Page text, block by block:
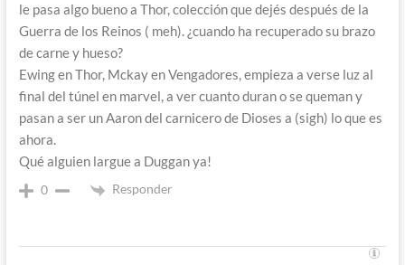
le pasa algo bueno a Thor, colección que dejés después de la
Guerra de los Reinos ( meh). ¿cuando ha recuperado su brazo
de carne y hueso?
Ewing en Thor, Mckay en Vengadores, empieza a verse luz al
final del túnel en marvel, a ver cuanto duran o se queman y
pasan a ser un Aaron del carnicero de Dioses a (sigh) lo que es
ahora.
Qué alguien largue a Duggan ya!
0 Responder